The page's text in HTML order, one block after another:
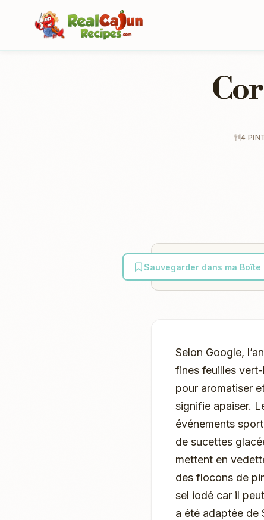
4
Sauvegarder dans ma Boîte
Selon Google,
fines feuilles
pour aromatiser
signifie apaiser.
événements
de sucettes
mettent en
des flocons de
sel iodé car il
a été adaptée de